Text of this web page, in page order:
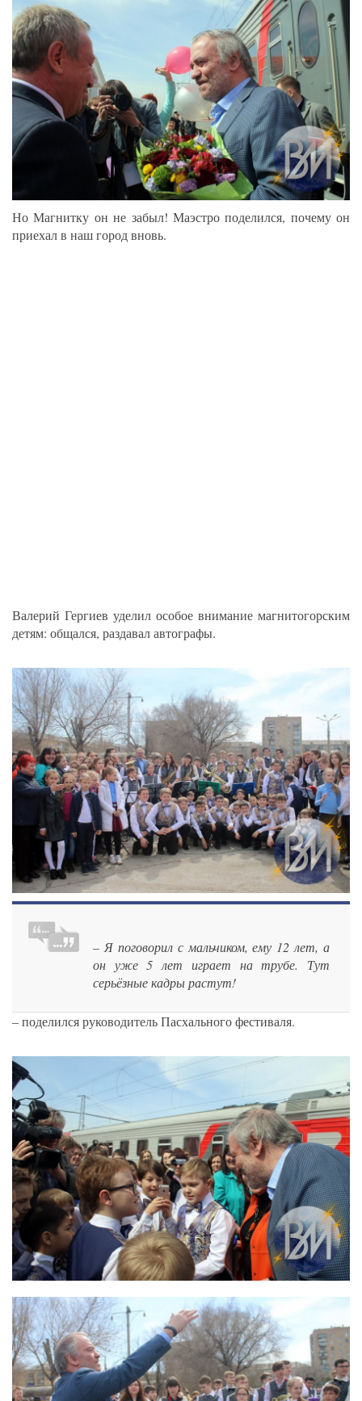
Но Магнитку он не забыл! Маэстро поделился, почему он
приехал в наш город вновь.
Валерий Гергиев уделил особое внимание магнитогорским
детям: общался, раздавал автографы.
– Я поговорил с мальчиком, ему 12 лет, а
он уже 5 лет играет на трубе. Тут
серьёзные кадры растут!
– поделился руководитель Пасхального фестиваля.